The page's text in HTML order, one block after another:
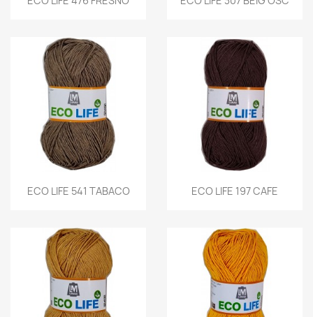
ECO LIFE 541 TABACO ECO LIFE 197 CAFE